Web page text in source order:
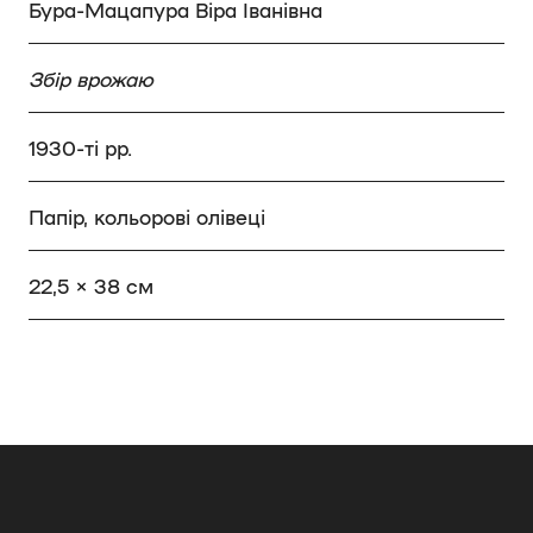
Бура-Мацапура Віра Іванівна
Збір врожаю
1930-ті рр.
Папір, кольорові олівеці
22,5 × 38 см